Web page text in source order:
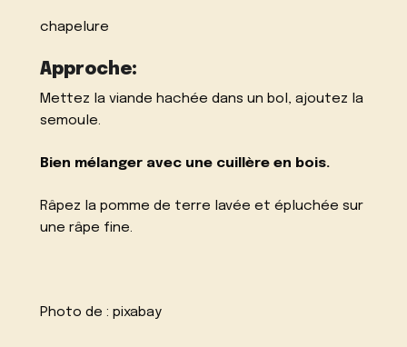
chapelure
Approche:
Mettez la viande hachée dans un bol, ajoutez la
semoule.
Bien mélanger avec une cuillère en bois.
Râpez la pomme de terre lavée et épluchée sur
une râpe fine.
Photo de :pixabay